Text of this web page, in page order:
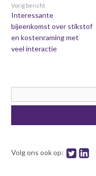
Vorig bericht
Interessante
bijeenkomst over stikstof
en kostenraming met
veel interactie
Volg ons ook op: